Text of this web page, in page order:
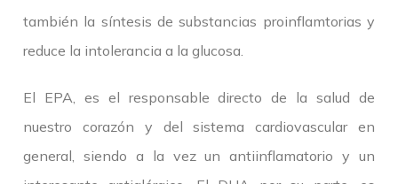
también la síntesis de substancias proinflamtorias y
reduce la intolerancia a la glucosa.
El EPA, es el responsable directo de la salud de
nuestro corazón y del sistema cardiovascular en
general, siendo a la vez un antiinflamatorio y un